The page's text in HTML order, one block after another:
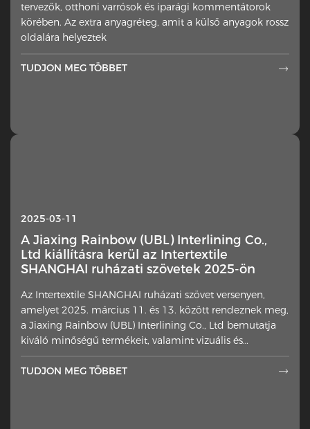
tervezők, otthoni varrósok és iparági kommentátorok
körében. Az extra anyagréteg, amit a külső anyagok rossz
oldalára helyeztek
TUDJON MEG TÖBBET 
2025-03-11
A Jiaxing Rainbow (UBL) Interlining Co.,
Ltd kiállításra kerül az Intertextile
SHANGHAI ruházati szövetek 2025-ön
Az Intertextile SHANGHAI ruházati szövet versenyen,
amelyet 2025. március 11. és 13. között rendeznek meg,
a Jiaxing Rainbow (UBL) Interlining Co., Ltd bemutatja
kiváló minőségű termékeit, valamint vizuális és
TUDJON MEG TÖBBET
